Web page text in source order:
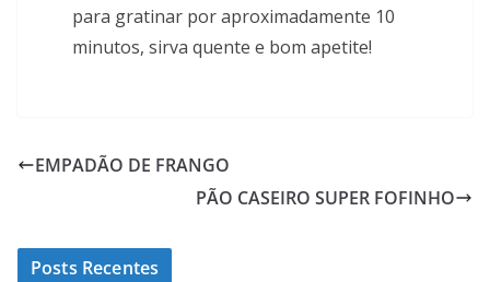
para gratinar por aproximadamente 10
minutos, sirva quente e bom apetite!
EMPADÃO DE FRANGO
PÃO CASEIRO SUPER FOFINHO
Posts Recentes